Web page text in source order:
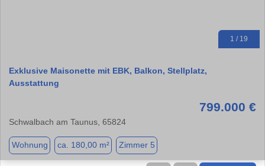
1 / 19
Exklusive Maisonette mit EBK, Balkon, Stellplatz,
Ausstattung
799.000 €
Schwalbach am Taunus, 65824
Wohnung ca. 180,00 m² Zimmer 5